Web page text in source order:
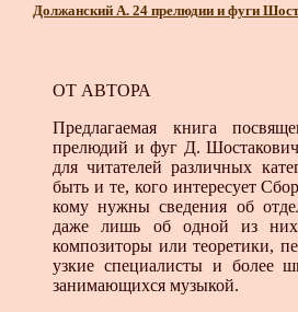
Должанский А. 24 прелюдии и фуги
ОТ АВТОРА
Предлагаемая книга
прелюдий и фуг Д.
для читателей различных
быть и те, кого интересует
кому нужны сведения об
даже лишь об одной из
композиторы или теоретики,
узкие специалисты и более
занимающихся музыкой.